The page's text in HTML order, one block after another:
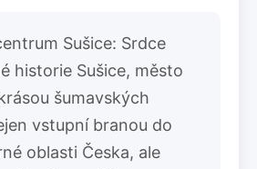
Sušice: Srdce
historie Sušice, město
šumavských
vstupní branou do
oblasti Česka, ale